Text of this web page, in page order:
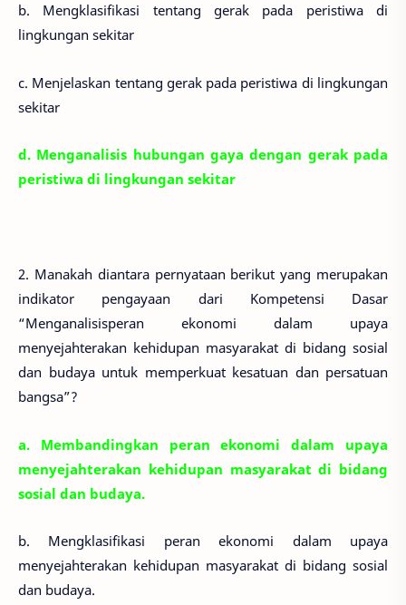
b. Mengklasifikasi tentang gerak pada peristiwa di
lingkungan sekitar
c. Menjelaskan tentang gerak pada peristiwa di lingkungan
sekitar
d. Menganalisis hubungan gaya dengan gerak pada
peristiwa di lingkungan sekitar
2. Manakah diantara pernyataan berikut yang merupakan
indikator pengayaan dari Kompetensi Dasar
“Menganalisisperan ekonomi dalam upaya
menyejahterakan kehidupan masyarakat di bidang sosial
dan budaya untuk memperkuat kesatuan dan persatuan
bangsa”?
a. Membandingkan peran ekonomi dalam upaya
menyejahterakan kehidupan masyarakat di bidang
sosial dan budaya.
b. Mengklasifikasi peran ekonomi dalam upaya
menyejahterakan kehidupan masyarakat di bidang sosial
dan budaya.